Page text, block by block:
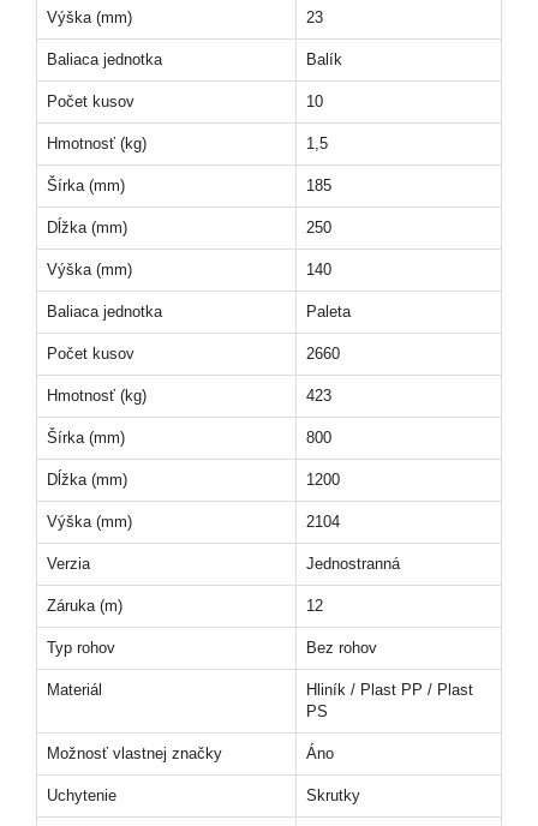
Výška (mm) 23
Baliaca jednotka Balík
Počet kusov 10
Hmotnosť (kg) 1,5
Šírka (mm) 185
Dĺžka (mm) 250
Výška (mm) 140
Baliaca jednotka Paleta
Počet kusov 2660
Hmotnosť (kg) 423
Šírka (mm) 800
Dĺžka (mm) 1200
Výška (mm) 2104
Verzia Jednostranná
Záruka (m) 12
Typ rohov Bez rohov
Materiál
Hliník / Plast PP / Plast
PS
Možnosť vlastnej značky Áno
Uchytenie Skrutky